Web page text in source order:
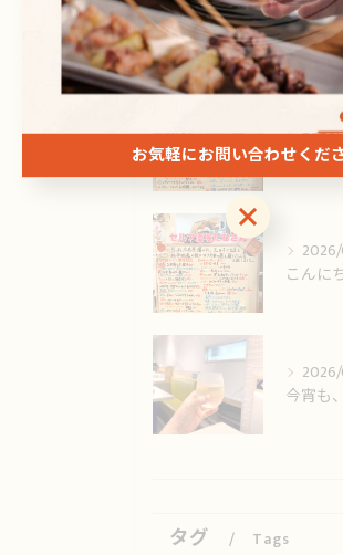
最近の投稿
こんに
こんに
タグ Tags
お気軽にお問い合わせくださ
お気軽にお問い合わせくだ